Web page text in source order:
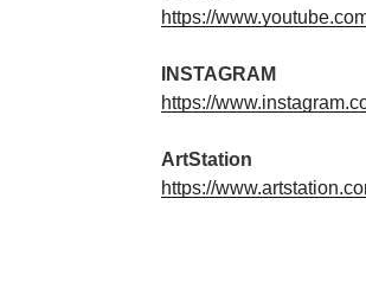
https://
INSTAGRAM
https://
ArtStation
https://